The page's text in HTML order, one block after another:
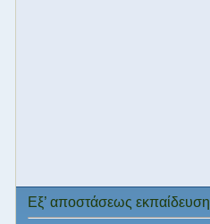
Εξ’ αποστάσεως εκπαίδευση